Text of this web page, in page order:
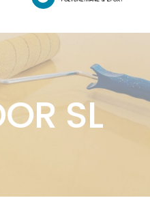
الصفحة
عنا
منتجاتنا SL